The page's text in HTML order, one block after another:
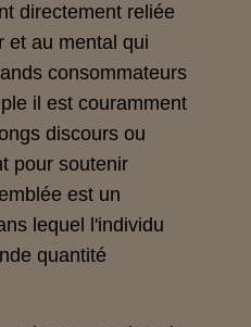
directement reliée
et au mental qui
consommateurs
il est couramment
discours ou
pour soutenir
est un
lequel l'individu
quantité